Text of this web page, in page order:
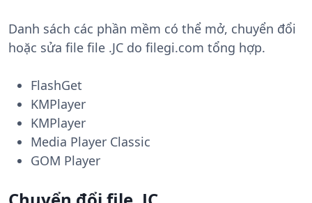
Danh sách các phần mềm có thể mở, chuyển đổi
hoặc sửa file file .JC do filegi.com tổng hợp.
FlashGet
KMPlayer
KMPlayer
Media Player Classic
GOM Player